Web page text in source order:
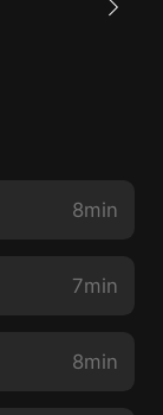
8min
7min
8min